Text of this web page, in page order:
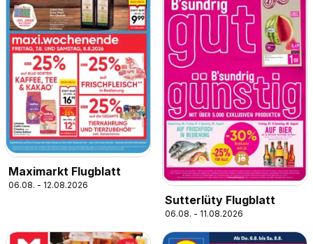
Maximarkt Flugblatt
06.08. - 12.08.2026
Sutterlüty Flugblatt
06.08. - 11.08.2026